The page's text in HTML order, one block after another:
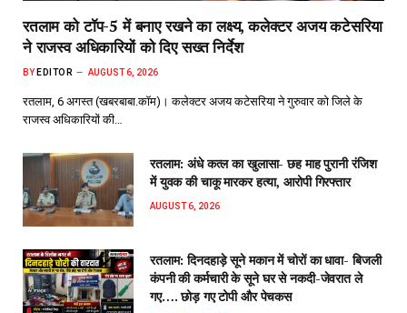
रतलाम को टॉप-5 में बनाए रखने का लक्ष्य, कलेक्टर अजय कटेसरिया
ने राजस्व अधिकारियों को दिए सख्त निर्देश
BY EDITOR AUGUST 6, 2026
रतलाम, 6 अगस्त (खबरबाबा.कॉम)। कलेक्टर अजय कटेसरिया ने गुरुवार को जिले के
राजस्व अधिकारियों की…
रतलाम: अंधे कत्ल का खुलासा- छह माह पुरानी रंजिश
में युवक की चाकू मारकर हत्या, आरोपी गिरफ्तार
AUGUST 6, 2026
रतलाम: दिनदहाड़े सूने मकान में चोरों का धावा- बिजली
कंपनी की कर्मचारी के सूने घर से नकदी-जेवरात ले
गए…. छोड़ गए टोपी और पेचकस